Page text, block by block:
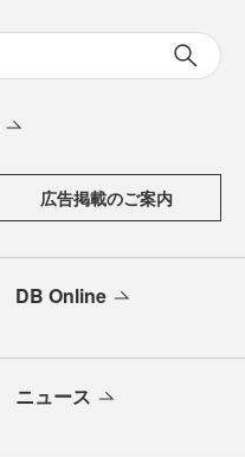
広告掲載のご案内
DB Online
ニュース